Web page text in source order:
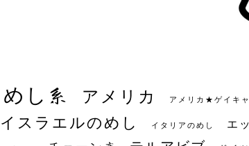
めし系 アメリカ アメリカ★ゲイキ
イスラエルのめし イタリアのめし エ